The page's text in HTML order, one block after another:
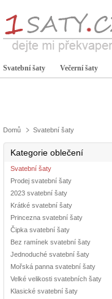
Svatební šaty Večerní šaty
Domů Svatební šaty
Kategorie oblečení
Svatební šaty
Prodej svatební šaty
2023 svatební šaty
Krátké svatební šaty
Princezna svatební šaty
Čipka svatební šaty
Bez ramínek svatební šaty
Jednoduché svatební šaty
Mořská panna svatební šaty
Velké velikosti svatebních šaty
Klasické svatební šaty